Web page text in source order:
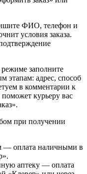
ФИО, телефон и
условия заказа.
заполните
этапам: адрес, способ
в комментарии к
курьеру вас
при получении
— оплата наличными в
аптеку — оплата